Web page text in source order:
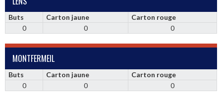
Buts Carton jaune
Carton rouge
0
0 0
MONTFERMEIL
Buts Carton jaune
Carton rouge
0
0 0